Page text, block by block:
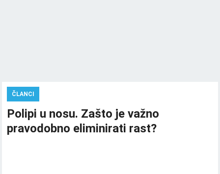
ČLANCI
Polipi u nosu. Zašto je važno
pravodobno eliminirati rast?